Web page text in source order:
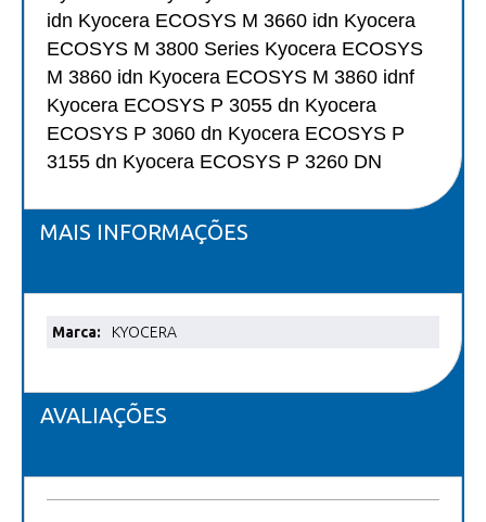
idn Kyocera ECOSYS M 3660 idn Kyocera
ECOSYS M 3800 Series Kyocera ECOSYS
M 3860 idn Kyocera ECOSYS M 3860 idnf
Kyocera ECOSYS P 3055 dn Kyocera
ECOSYS P 3060 dn Kyocera ECOSYS P
3155 dn Kyocera ECOSYS P 3260 DN
MAIS INFORMAÇÕES
Mais
KYOCERA
AVALIAÇÕES